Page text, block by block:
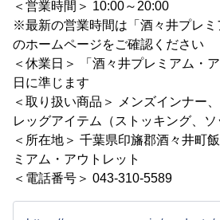
＜営業時間＞ 10:00～20:00
※最新の営業時間は「酒々井プレミ
のホームページをご確認ください
＜休業日＞ 「酒々井プレミアム・
日に準じます
＜取り扱い商品＞ メンズインナー
レッグアイテム（ストッキング、
＜所在地＞ 千葉県印旛郡酒々井
ミアム・アウトレット
＜電話番号＞ 043-310-5589